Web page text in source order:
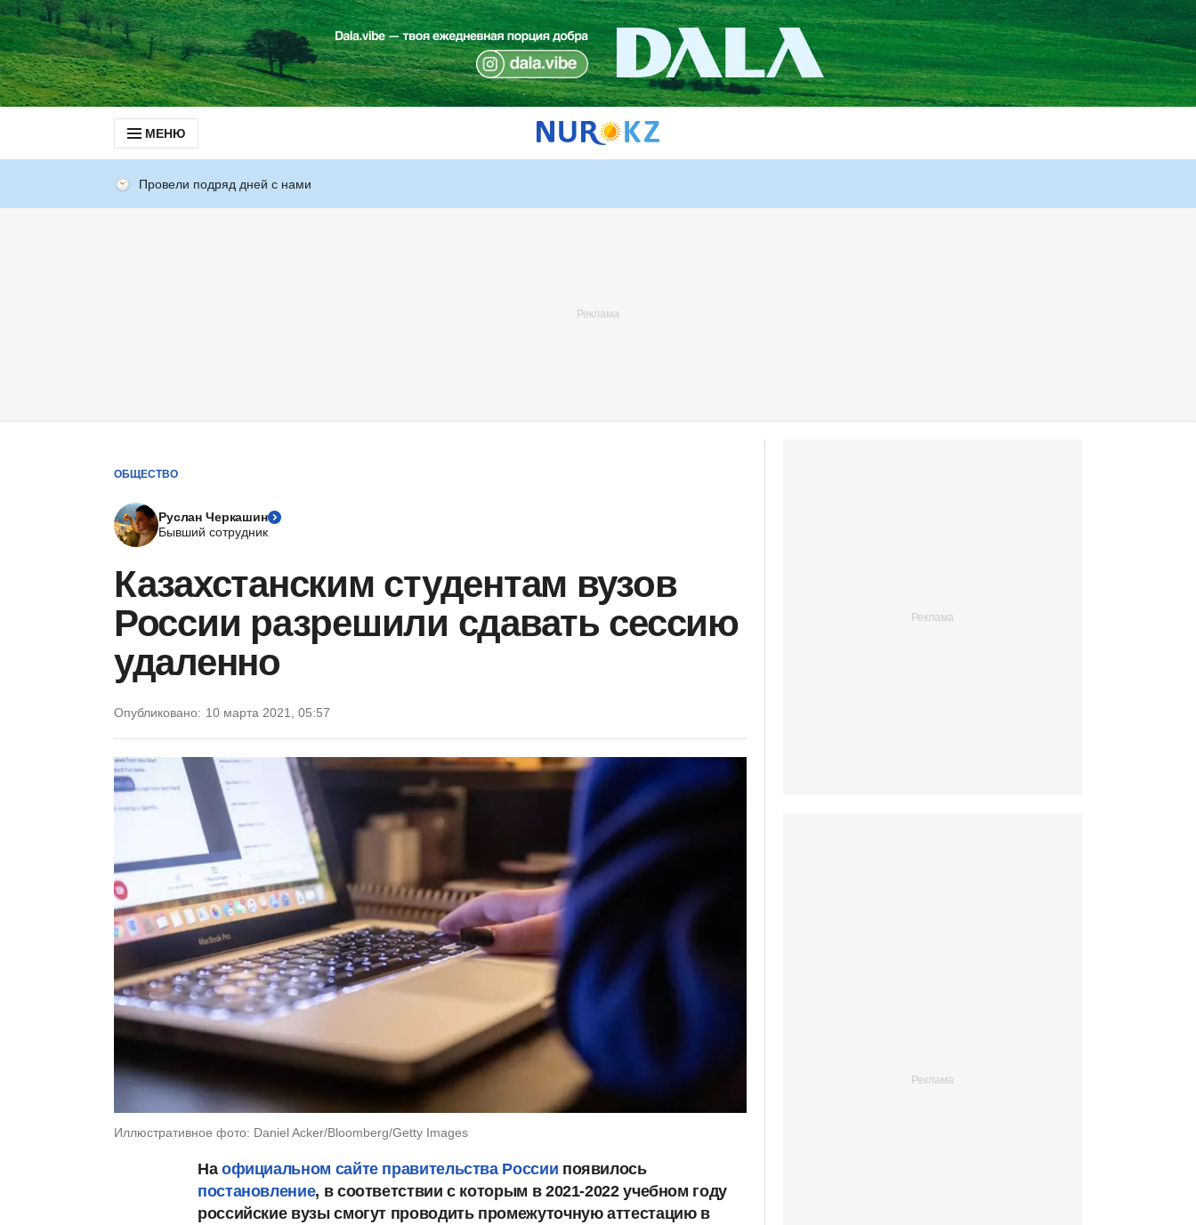
МЕНЮ
Провели подряд дней с нами
ОБЩЕСТВО
Руслан Черкашин
Бывший сотрудник
Казахстанским студентам вузов
России разрешили сдавать сессию
удаленно
Опубликовано: 10 марта 2021, 05:57
Иллюстративное фото: Daniel Acker/Bloomberg/Getty Images
На официальном сайте правительства России появилось
постановление, в соответствии с которым в 2021-2022 учебном году
российские вузы смогут проводить промежуточную аттестацию в